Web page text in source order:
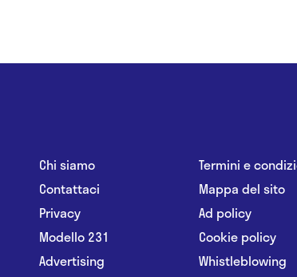
Chi siamo
Contattaci
Privacy
Modello 231
Advertising
Termini e
Mappa del sito
Ad policy
Cookie policy
Whistleblowing